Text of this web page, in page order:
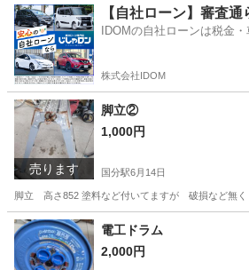
鹿児島 霧島市 国分駅 小物 カフス
【自社ローン】審査
IDOMの自社ローンは税金
株式会社IDOM
売ります
脚立②
1,000円
国分駅6月14日
脚立 高さ852 塗料など付いてますが 破損など無
鹿児島 霧島市 国分駅
電工ドラム
2,000円